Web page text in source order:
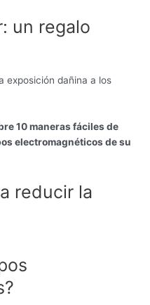
un regalo
exposición dañina a los
10 maneras fáciles de
electromagnéticos de su
reducir la